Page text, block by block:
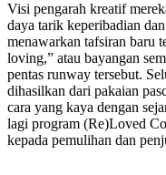
Visi pengarah kreatif
daya tarik keperibadian
menawarkan tafsiran baru
loving,” atau bayangan
pentas runway tersebut.
dihasilkan dari pakaian
cara yang kaya dengan
lagi program (Re)Loved
kepada pemulihan dan